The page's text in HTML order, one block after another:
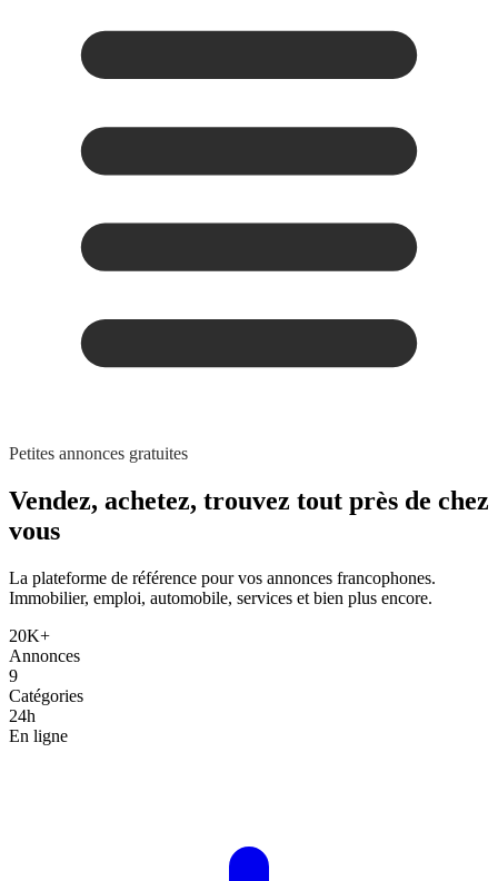
Petites annonces gratuites
Vendez, achetez, trouvez tout près de chez
vous
La plateforme de référence pour vos annonces francophones.
Immobilier, emploi, automobile, services et bien plus encore.
20K+
Annonces
9
Catégories
24h
En ligne